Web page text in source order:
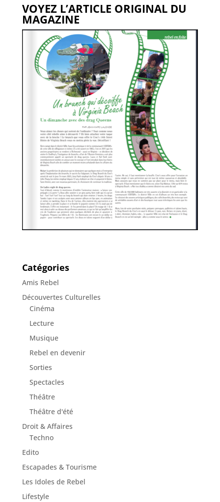
VOYEZ L’ARTICLE ORIGINAL DU
MAGAZINE
Catégories
Amis Rebel
Découvertes Culturelles
Cinéma
Lecture
Musique
Rebel en devenir
Sorties
Spectacles
Théâtre
Théâtre d'été
Droit & Affaires
Techno
Edito
Escapades & Tourisme
Les Idoles de Rebel
Lifestyle